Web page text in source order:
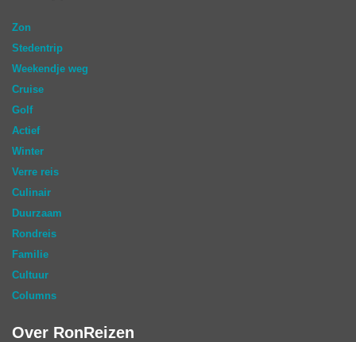
Zon
Stedentrip
Weekendje weg
Cruise
Golf
Actief
Winter
Verre reis
Culinair
Duurzaam
Rondreis
Familie
Cultuur
Columns
Over RonReizen